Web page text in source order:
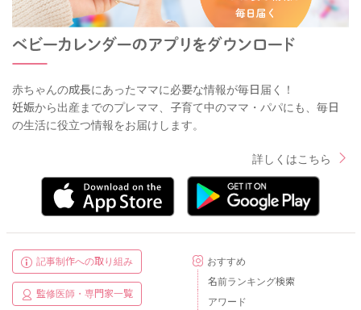
赤ちゃんの成長にあったママに必要な情報が毎日届く！
妊娠から出産までのプレママ、子育て中のママ・パパにも、毎日
の生活に役立つ情報をお届けします。
詳しくはこちら
記事制作への取り組み
監修医師・専門家一覧
おすすめ
名前ランキング検索
アワード